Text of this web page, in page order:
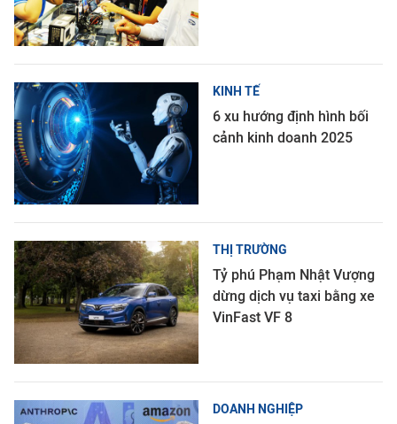
KINH TẾ
6 xu hướng định hình bối
cảnh kinh doanh 2025
THỊ TRƯỜNG
Tỷ phú Phạm Nhật Vượng
dừng dịch vụ taxi bằng xe
VinFast VF 8
DOANH NGHIỆP